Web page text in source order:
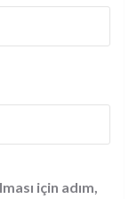
için adım,